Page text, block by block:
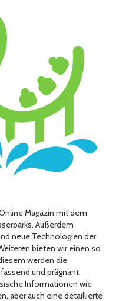
Magazin mit dem
Außerdem
neue Technologien der
bieten wir einen so
werden die
und prägnant
Informationen wie
aber auch eine detaillierte